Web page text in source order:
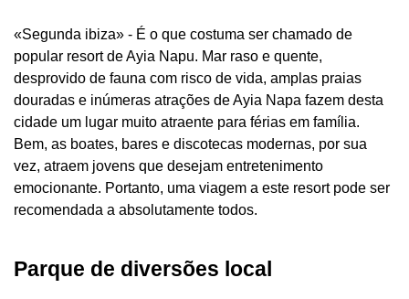
«Segunda ibiza» - É o que costuma ser chamado de
popular resort de Ayia Napu. Mar raso e quente,
desprovido de fauna com risco de vida, amplas praias
douradas e inúmeras atrações de Ayia Napa fazem desta
cidade um lugar muito atraente para férias em família.
Bem, as boates, bares e discotecas modernas, por sua
vez, atraem jovens que desejam entretenimento
emocionante. Portanto, uma viagem a este resort pode ser
recomendada a absolutamente todos.
Parque de diversões local